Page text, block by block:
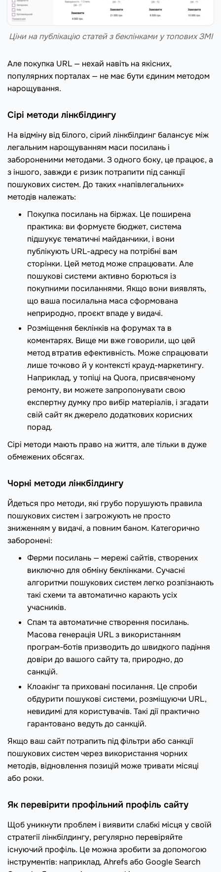
Ціни на публікацію статей з беклінками у топових ЗМІ
Але покупка URL — нехай навіть на якісних,
популярних порталах — не має бути єдиним методом
нарощування.
Сірі методи лінкбілдингу
На відміну від білого, сірий лінкбілдинг балансує між
легальним нарощуванням маси посилань і
забороненими методами. З одного боку, це працює, а
з іншого, завжди є ризик потрапити під санкції
пошукових систем. До таких «напівлегальних»
методів належать:
Покупка посилань на біржах. Це поширена
практика: ви формуєте бюджет, система
підшукує тематичні майданчики, і вони
публікують URL-адресу на потрібні вам
сторінки. Цей метод може спрацювати. Але
пошукові системи активно борються із
покупними посиланнями. Якщо вони виявлять,
що ваша посилальна маса сформована
неприродно, проєкт впаде у видачі.
Розміщення беклінків на форумах та в
коментарях. Вище ми вже говорили, що цей
метод втратив ефективність. Може спрацювати
лише точково й у контексті крауд-маркетингу.
Наприклад, у топіці на Quora, присвяченому
ремонту, ви можете запропонувати свою
експертну думку про вибір матеріалів, і згадати
свій сайт як джерело додаткових корисних
порад.
Сірі методи мають право на життя, але тільки в дуже
обмежених обсягах.
Чорні методи лінкбілдингу
Йдеться про методи, які грубо порушують правила
пошукових систем і загрожують не просто
зниженням у видачі, а повним баном. Категорично
заборонені:
Ферми посилань — мережі сайтів, створених
виключно для обміну беклінками. Сучасні
алгоритми пошукових систем легко розпізнають
такі схеми та автоматично карають усіх
учасників.
Спам та автоматичне створення посилань.
Масова генерація URL з використанням
програм-ботів призводить до швидкого падіння
довіри до вашого сайту та, природно, до
санкцій.
Клоакінг та приховані посилання. Це спроби
обдурити пошукові системи, розміщуючи URL,
невидимі для користувачів. Такі дії практично
гарантовано ведуть до санкцій.
Якщо ваш сайт потрапить під фільтри або санкції
пошукових систем через використання чорних
методів, відновлення позицій може тривати місяці
або роки.
Як перевірити профільний профіль сайту
Щоб уникнути проблем і виявити слабкі місця у своїй
стратегії лінкбілдингу, регулярно перевіряйте
існуючий профіль. Це можна зробити за допомогою
інструментів: наприклад, Ahrefs або Google Search